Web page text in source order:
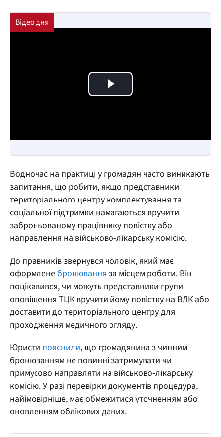
Play Video
Водночас на практиці у громадян часто виникають
запитання, що робити, якщо представники
територіального центру комплектування та
соціальної підтримки намагаються вручити
заброньованому працівнику повістку або
направлення на військово-лікарську комісію.
До правників звернувся чоловік, який має
оформленебронювання за місцем роботи. Він
поцікавився, чи можуть представники групи
оповіщення ТЦК вручити йому повістку на ВЛК або
доставити до територіального центру для
проходження медичного огляду.
Юристи пояснили, що громадянина з чинним
бронюванням не повинні затримувати чи
примусово направляти на військово-лікарську
комісію. У разі перевірки документів процедура,
найімовірніше, має обмежитися уточненням або
оновленням облікових даних.